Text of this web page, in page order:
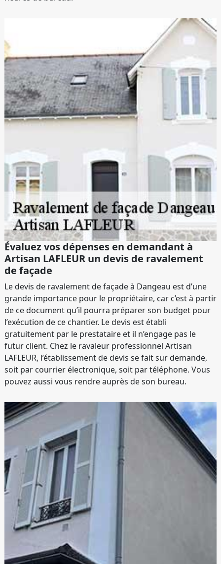
Évaluez vos dépenses en demandant à
Artisan LAFLEUR un devis de ravalement
de façade
Le devis de ravalement de façade à Dangeau est d’une
grande importance pour le propriétaire, car c’est à partir
de ce document qu’il pourra préparer son budget pour
l’exécution de ce chantier. Le devis est établi
gratuitement par le prestataire et il n’engage pas le
futur client. Chez le ravaleur professionnel Artisan
LAFLEUR, l’établissement de devis se fait sur demande,
soit par courrier électronique, soit par téléphone. Vous
pouvez aussi vous rendre auprès de son bureau.